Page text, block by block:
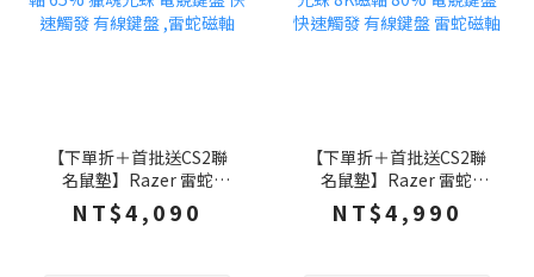
【下單折＋首批送CS2聯
名鼠墊】Razer 雷蛇
Huntsman V3 HE Mini 8K
磁軸 65% 獵魂光蛛 電競
NT$4,090
【下單折＋首批送CS2聯
名鼠墊】Razer 雷蛇
Huntsman V3 HE TKL 獵
魂光蛛 8K磁軸 80% 電競
NT$4,990